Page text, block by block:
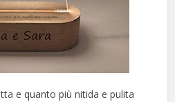
e quanto più nitida e pulita